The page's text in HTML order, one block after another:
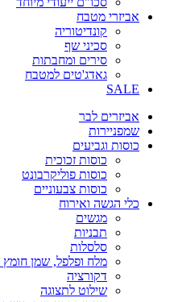
אביזרי מטבח
קונדיטוריה
סכיני שף
סירים ומחבתות
גאדג'טים למטבח
SALE
אביזרים לבר
שמפניירות
כוסות וגביעים
כוסות זכוכית
כוסות פוליקרבונט
כוסות צבעוניים
כלי הגשה ואירוח
מגשים
תבניות
סלסלות
מלח ופלפל, שמן חומץ
דקורציה
שילוט לתצוגה